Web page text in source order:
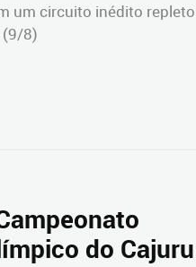
um circuito inédito
(9/8)
do Cajuru